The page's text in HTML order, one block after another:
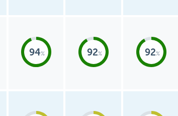
94 92 92